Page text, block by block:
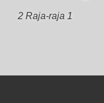
2 Raja-raja 1